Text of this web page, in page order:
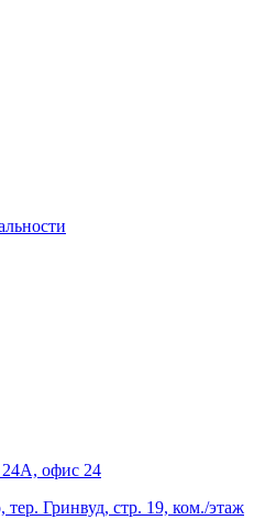
24А, офис 24
Гринвуд, стр. 19, ком./этаж